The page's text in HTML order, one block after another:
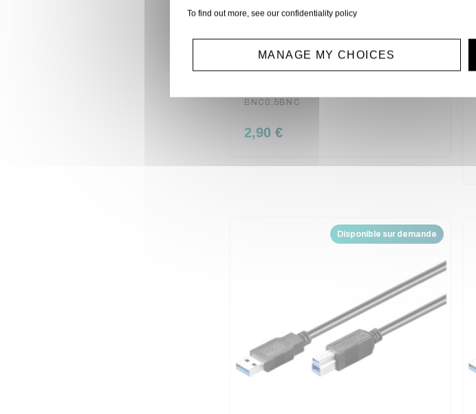
CORDON BNC 75 OHMS
BNC0.5BNC
2,90 €
Disponible sur demande
To find out more, see our confidentiality policy
MANAGE MY CHOICES